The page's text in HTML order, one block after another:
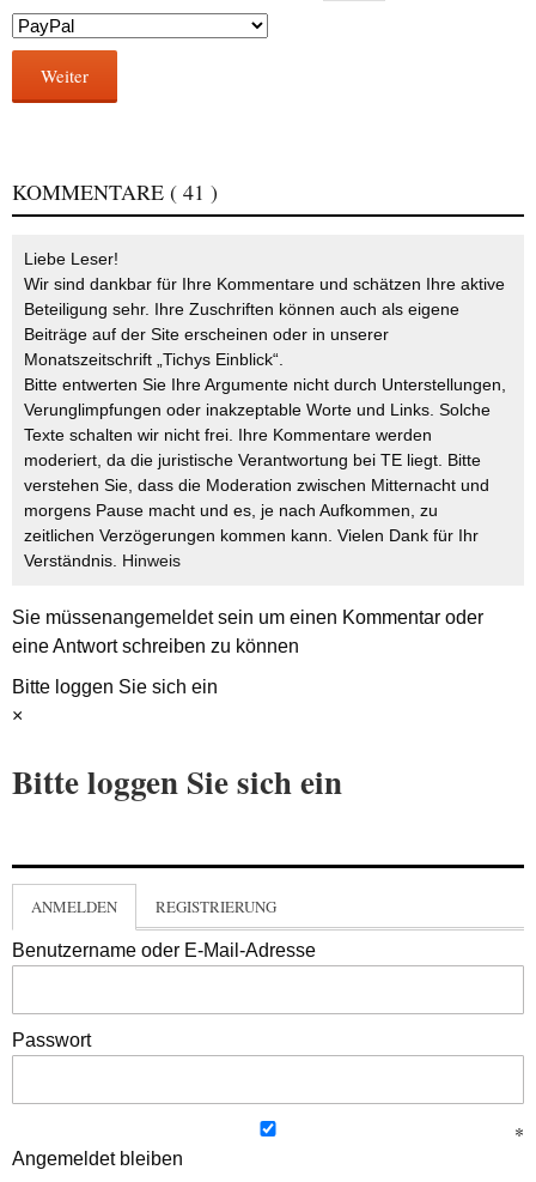
Weiter
KOMMENTARE ( 41 )
Liebe Leser!
Wir sind dankbar für Ihre Kommentare und schätzen Ihre aktive
Beteiligung sehr. Ihre Zuschriften können auch als eigene
Beiträge auf der Site erscheinen oder in unserer
Monatszeitschrift „Tichys Einblick“.
Bitte entwerten Sie Ihre Argumente nicht durch Unterstellungen,
Verunglimpfungen oder inakzeptable Worte und Links. Solche
Texte schalten wir nicht frei. Ihre Kommentare werden
moderiert, da die juristische Verantwortung bei TE liegt. Bitte
verstehen Sie, dass die Moderation zwischen Mitternacht und
morgens Pause macht und es, je nach Aufkommen, zu
zeitlichen Verzögerungen kommen kann. Vielen Dank für Ihr
Verständnis. Hinweis
Sie müssenangemeldetsein um einen Kommentar oder
eine Antwort schreiben zu können
Bitte loggen Sie sich ein
×
Bitte loggen Sie sich ein
ANMELDEN REGISTRIERUNG
Benutzername oder E-Mail-Adresse
Passwort
Angemeldet bleiben